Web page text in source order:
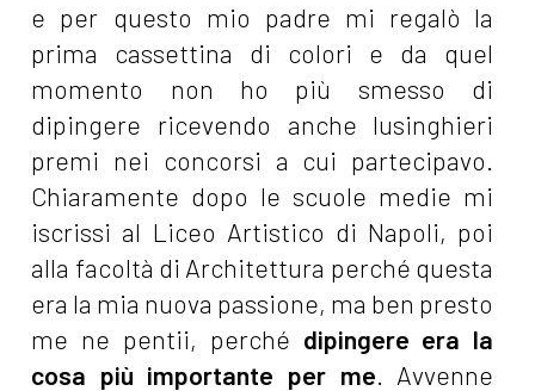
e per questo mio padre mi regalò la
prima cassettina di colori e da quel
momento non ho più smesso di
dipingere ricevendo anche lusinghieri
premi nei concorsi a cui partecipavo.
Chiaramente dopo le scuole medie mi
iscrissi al Liceo Artistico di Napoli, poi
alla facoltà di Architettura perché questa
era la mia nuova passione, ma ben presto
me ne pentii, perché dipingere era la
cosa più importante per me . Avvenne